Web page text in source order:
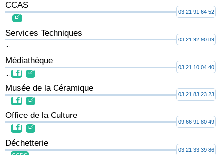
CCAS
03 21 91 64 52
Services Techniques
03 21 92 90 89
Médiathèque
03 21 10 04 40
Musée de la Céramique
03 21 83 23 23
Office de la Culture
09 66 91 80 49
Déchetterie
03 21 33 39 86